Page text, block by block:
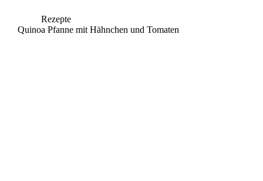
Rezepte
Quinoa Pfanne mit Hähnchen und Tomaten